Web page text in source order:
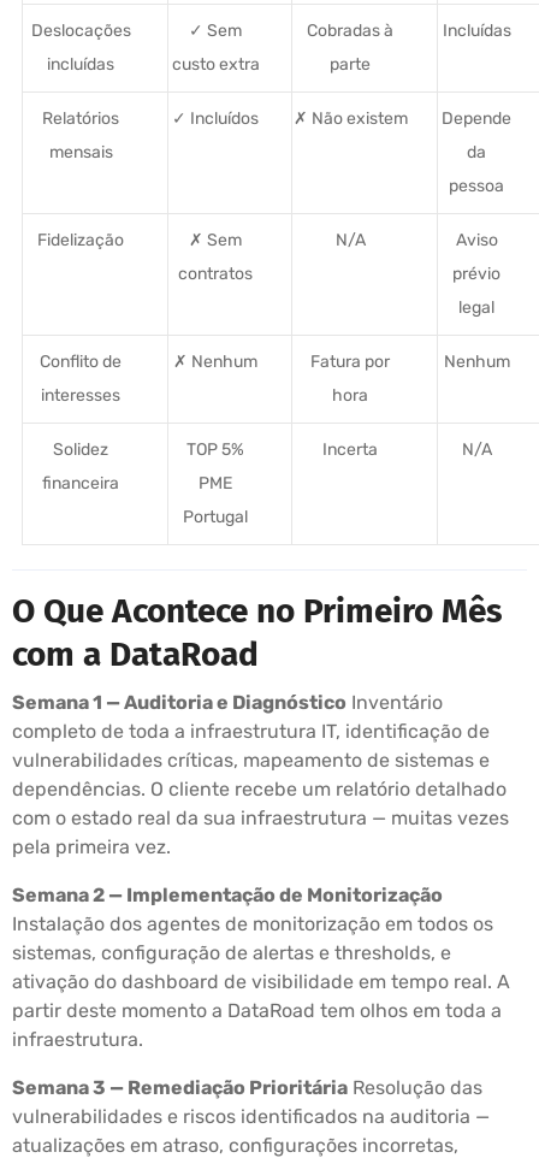
Deslocações
incluídas
✓ Sem
custo extra
Cobradas à
parte
Incluídas
Relatórios
mensais
✓ Incluídos ✗ Não existem
Depende
da
pessoa
Fidelização
✗ Sem
contratos
N/A
Aviso
prévio
legal
Conflito de
interesses
✗ Nenhum
Fatura por
hora
Nenhum
Solidez
financeira
TOP 5%
PME
Portugal
Incerta N/A
O Que Acontece no Primeiro Mês
com a DataRoad
Semana 1 — Auditoria e Diagnóstico Inventário
completo de toda a infraestrutura IT, identificação de
vulnerabilidades críticas, mapeamento de sistemas e
dependências. O cliente recebe um relatório detalhado
com o estado real da sua infraestrutura — muitas vezes
pela primeira vez.
Semana 2 — Implementação de Monitorização
Instalação dos agentes de monitorização em todos os
sistemas, configuração de alertas e thresholds, e
ativação do dashboard de visibilidade em tempo real. A
partir deste momento a DataRoad tem olhos em toda a
infraestrutura.
Semana 3 — Remediação Prioritária Resolução das
vulnerabilidades e riscos identificados na auditoria —
atualizações em atraso, configurações incorretas,